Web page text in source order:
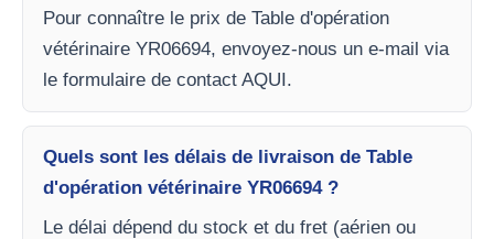
Pour connaître le prix de Table d'opération
vétérinaire YR06694, envoyez-nous un e-mail via
le formulaire de contact AQUI.
Quels sont les délais de livraison de Table
d'opération vétérinaire YR06694 ?
Le délai dépend du stock et du fret (aérien ou